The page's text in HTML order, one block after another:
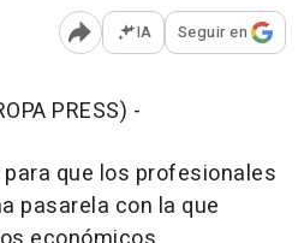
Abrir opciones para
IA Seguir en
PRESS) -
que los profesionales
pasarela con la que